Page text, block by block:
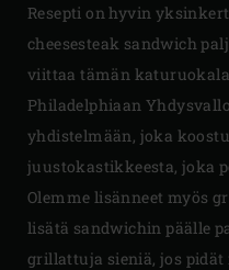
Resepti on hyvin
cheesesteak sandwich
viittaa tämän
Philadelphiaan
yhdistelmään, joka
juustokastikkeesta, joka
Olemme lisänneet myös
lisätä sandwichin päälle
grillattuja sieniä, jos pidät